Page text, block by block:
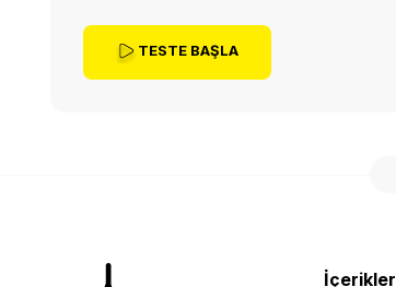
TESTE BAŞLA
İçerikler